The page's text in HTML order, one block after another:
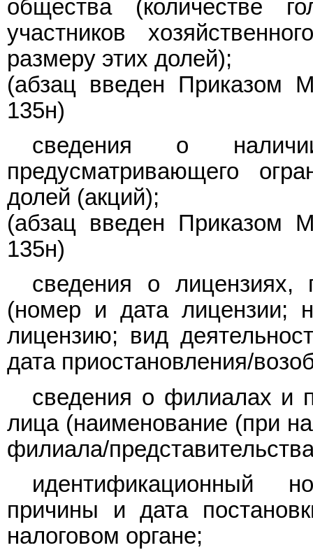
общества (количестве
участников
размеру этих долей);
(абзац введен Приказом
135н)
сведения о
предусматривающего
долей (акций);
(абзац введен Приказом
135н)
сведения о лицензиях,
(номер и дата лицензии;
лицензию; вид
дата приостановления/
сведения о филиалах и
лица (наименование (при
филиала/
идентификационный
причины и дата
налоговом органе;